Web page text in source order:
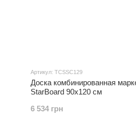
Артикул: TCSSC129
Доска комбинированная
StarBoard 90х120 см
6 534 грн